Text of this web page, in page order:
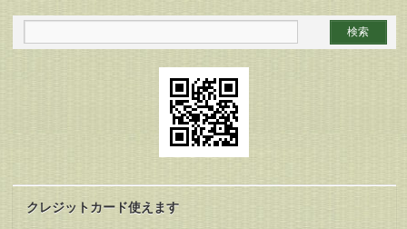
クレジットカード使えます